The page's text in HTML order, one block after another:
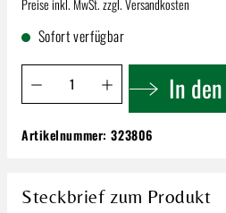
Sofort verfügbar
Produkt Anzahl: Gib den
In
Walch Selezione
Inhalt:0.75 Liter(20,25 € / 1 Liter)
Artikelnummer:323806
Steckbrief zum Produkt